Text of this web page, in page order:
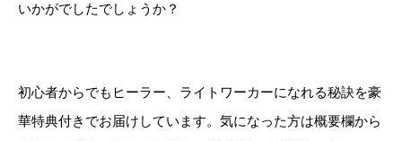
いかがでしたでしょうか？
初心者からでもヒーラー、ライトワーカーになれる秘訣を豪
華特典付きでお届けしています。気になった方は概要欄から